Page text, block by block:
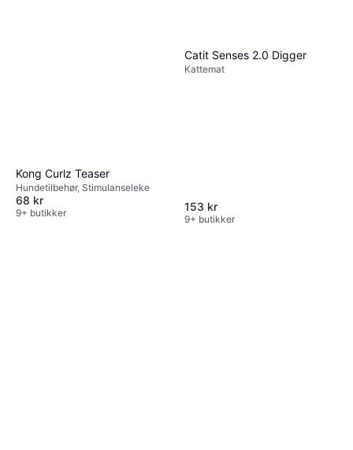
Kong Curlz Teaser
Hundetilbehør, Stimulanseleke
68 kr
9+ butikker
Catit Senses 2.0 Digger
Kattemat
153 kr
9+ butikker